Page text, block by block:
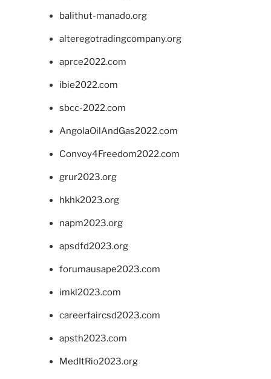
balithut-manado.org
alteregotradingcompany.org
aprce2022.com
ibie2022.com
sbcc-2022.com
AngolaOilAndGas2022.com
Convoy4Freedom2022.com
grur2023.org
hkhk2023.org
napm2023.org
apsdfd2023.org
forumausape2023.com
imkl2023.com
careerfaircsd2023.com
apsth2023.com
MedItRio2023.org